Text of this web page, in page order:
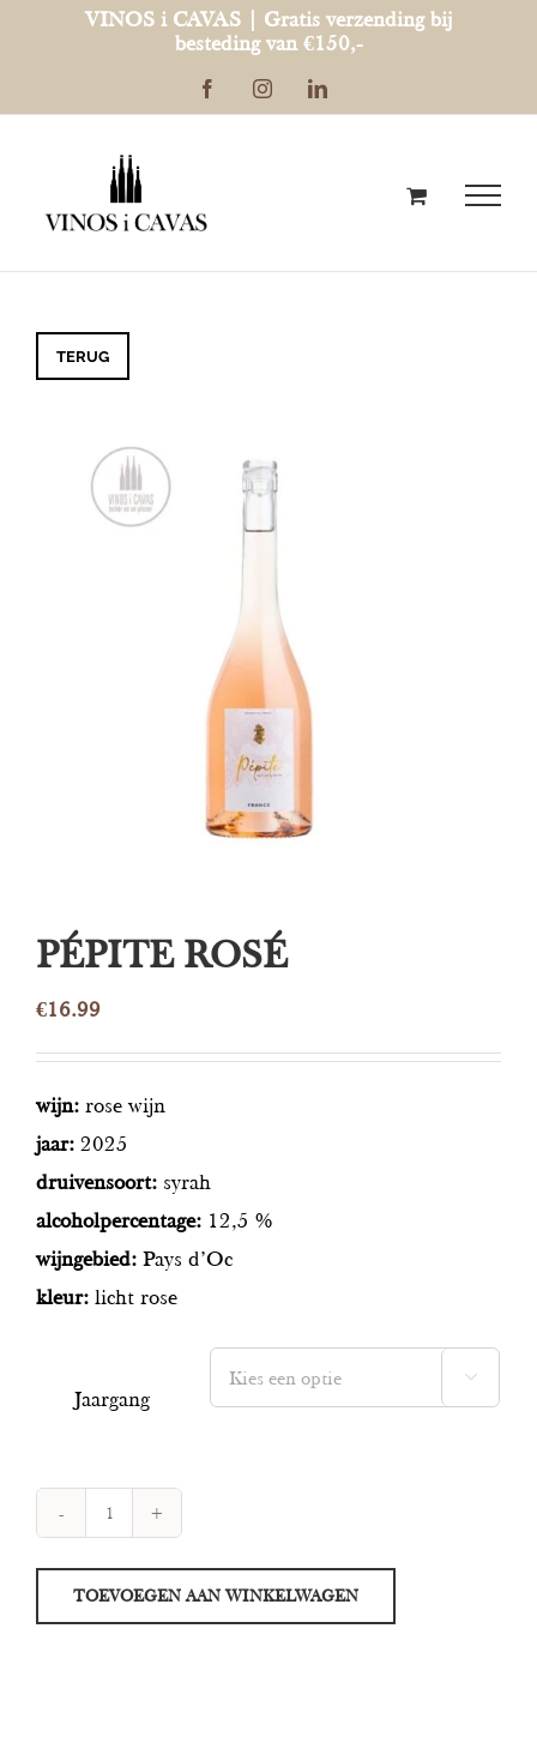
VINOS i CAVAS | Gratis verzending bij
besteding van €150,-
FacebookInstagramLinkedIn
TERUG
PÉPITE ROSÉ
€16.99
wijn: rose wijn
jaar: 2025
druivensoort: syrah
alcoholpercentage: 12,5 %
wijngebied: Pays d’Oc
kleur: licht rose
Jaargang

Rosé
aantal
TOEVOEGEN AAN WINKELWAGEN